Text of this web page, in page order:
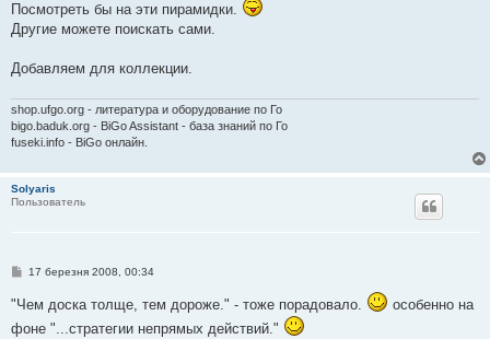
Посмотреть бы на эти пирамидки.
Другие можете поискать сами.
Добавляем для коллекции.
shop.ufgo.org - литература и оборудование по Го
bigo.baduk.org - BiGo Assistant - база знаний по Го
fuseki.info - BiGo онлайн.
Solyaris
Пользователь
П
в
і
о
17 березня 2008, 00:34
"Чем доска толще, тем дороже." - тоже порадовало.
особенно на
фоне "...стратегии непрямых действий."